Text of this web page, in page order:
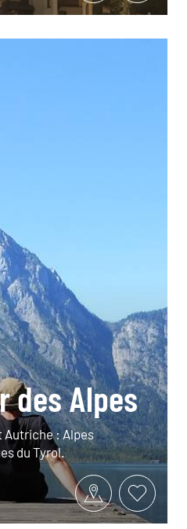
des Alpes
Autriche : Alpes
du Tyrol.